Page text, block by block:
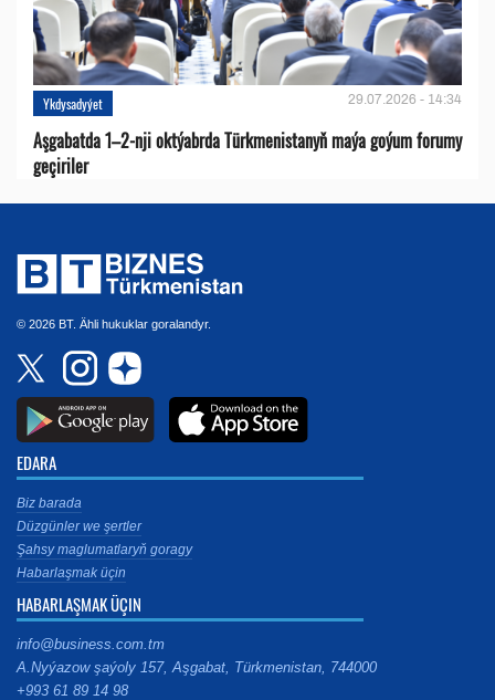
Ykdysadyýet 29.07.2026 - 14:34
Aşgabatda 1–2-nji oktýabrda Türkmenistanyň maýa goýum forumy
geçiriler
© 2026 BT. Ähli hukuklar goralandyr.
EDARA
Biz barada
Düzgünler we şertler
Şahsy maglumatlaryň goragy
Habarlaşmak üçin
HABARLAŞMAK ÜÇIN
info@business.com.tm
A.Nyýazow şaýoly 157, Aşgabat, Türkmenistan, 744000
+993 61 89 14 98